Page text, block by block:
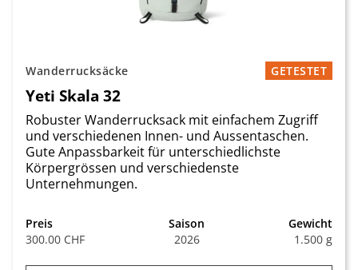
Wanderrucksäcke GETESTET
Yeti Skala 32
Robuster Wanderrucksack mit einfachem Zugriff
und verschiedenen Innen- und Aussentaschen.
Gute Anpassbarkeit für unterschiedlichste
Körpergrössen und verschiedenste
Unternehmungen.
Preis
300.00 CHF
Saison
2026
Gewicht
1.500 g